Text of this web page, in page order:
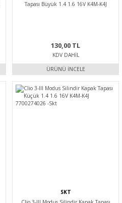
Tapası Büyük 1.4 1.6 16V K4M-K4J
130,00 TL
KDV DAHIL
ÜRÜNÜ İNCELE
SKT